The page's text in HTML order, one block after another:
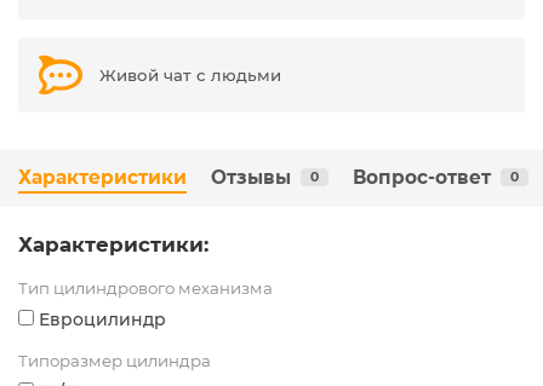
Живой чат с людьми
Характеристики Отзывы 0 Вопрос-ответ 0
Характеристики:
Тип цилиндрового механизма
Евроцилиндр
Типоразмер цилиндра